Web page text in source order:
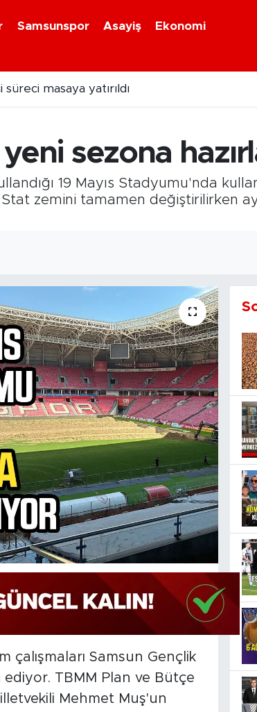
Samsunspor Asayiş
Ekonomi
dönemi başladı
sezona
19 Mayıs Stadyumu'nda
zemini tamamen değiştirilirken
çalışmaları Samsun Gençlik
TBMM Plan ve Bütçe
Mehmet Muş'un